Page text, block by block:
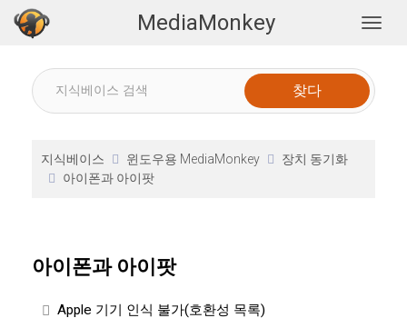
MediaMonkey
지식베이스 윈도우용 MediaMonkey
장치 동기화
아이폰과 아이팟
아이폰과 아이팟
Apple 기기 인식 불가(호환성 목록)